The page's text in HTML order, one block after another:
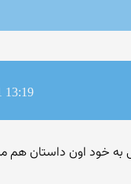
13:19
خود اون داستان هم